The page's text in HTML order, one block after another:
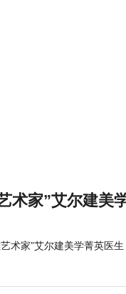
术家”艾尔建美
术家”艾尔建美学菁英医生